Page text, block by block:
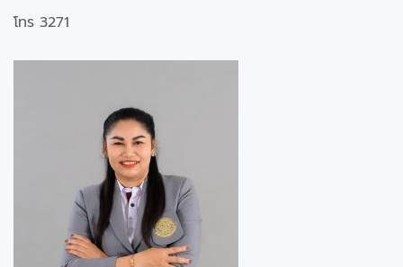
โทร 3271